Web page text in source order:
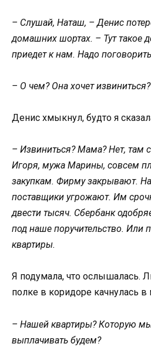
– Слушай, Наташ, – Денис
домашних шортах. – Тут такое
приедет к нам. Надо
– О чем? Она хочет извиниться?
Денис хмыкнул, будто я
– Извиниться? Мама? Нет, там
Игоря, мужа Марины, совсем
закупкам. Фирму закрывают.
поставщики угрожают. Им
двести тысяч. Сбербанк
под наше поручительство. Или
квартиры.
Я подумала, что ослышалась.
полке в коридоре качнулась
– Нашей квартиры? Которую
выплачивать будем?